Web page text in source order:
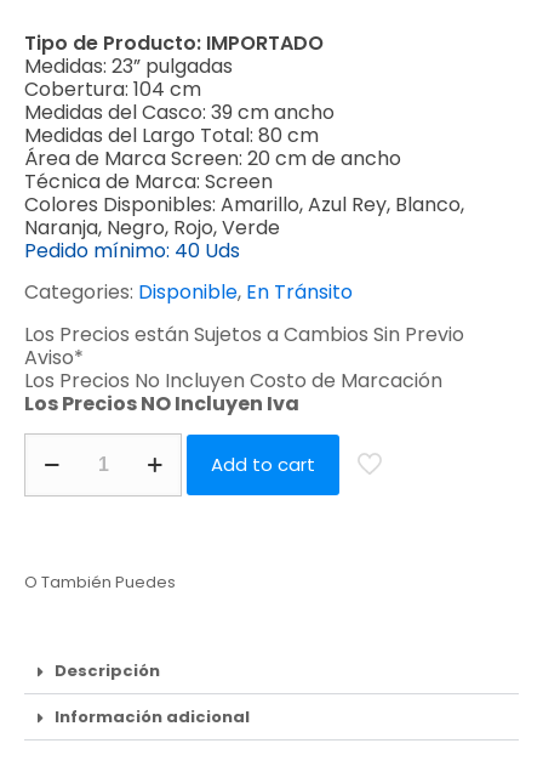
Tipo de Producto: IMPORTADO
Medidas: 23” pulgadas
Cobertura: 104 cm
Medidas del Casco: 39 cm ancho
Medidas del Largo Total: 80 cm
Área de Marca Screen: 20 cm de ancho
Técnica de Marca: Screen
Colores Disponibles: Amarillo, Azul Rey, Blanco,
Naranja, Negro, Rojo, Verde
Pedido mínimo: 40 Uds
Categories: Disponible, En Tránsito
Los Precios están Sujetos a Cambios Sin Previo
Aviso*
Los Precios No Incluyen Costo de Marcación
Los Precios NO Incluyen Iva
Add to cart
O También Puedes
Descripción
Información adicional